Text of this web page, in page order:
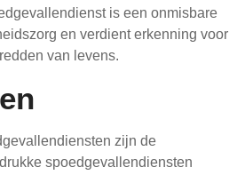
is een onmisbare
en verdient erkenning voor
van levens.
zijn de
spoedgevallendiensten